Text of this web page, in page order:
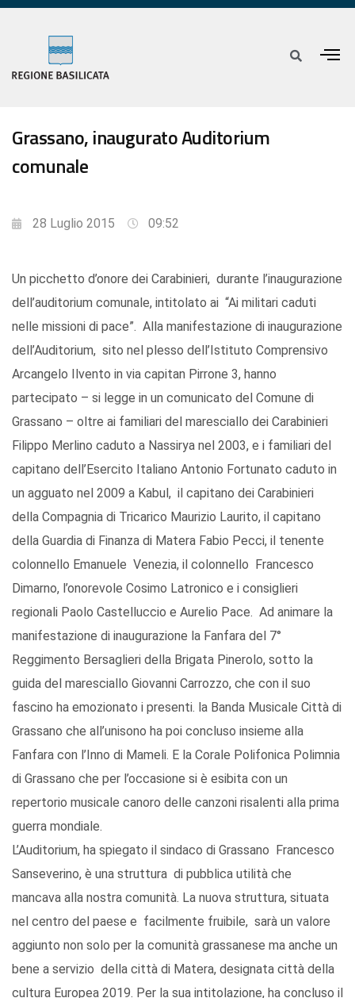
Grassano, inaugurato Auditorium
comunale
28 Luglio 2015 09:52
Un picchetto d’onore dei Carabinieri, durante l’inaugurazione
dell’auditorium comunale, intitolato ai “Ai militari caduti
nelle missioni di pace”. Alla manifestazione di inaugurazione
dell’Auditorium, sito nel plesso dell’Istituto Comprensivo
Arcangelo Ilvento in via capitan Pirrone 3, hanno
partecipato – si legge in un comunicato del Comune di
Grassano – oltre ai familiari del maresciallo dei Carabinieri
Filippo Merlino caduto a Nassirya nel 2003, e i familiari del
capitano dell’Esercito Italiano Antonio Fortunato caduto in
un agguato nel 2009 a Kabul, il capitano dei Carabinieri
della Compagnia di Tricarico Maurizio Laurito, il capitano
della Guardia di Finanza di Matera Fabio Pecci, il tenente
colonnello Emanuele Venezia, il colonnello Francesco
Dimarno, l’onorevole Cosimo Latronico e i consiglieri
regionali Paolo Castelluccio e Aurelio Pace. Ad animare la
manifestazione di inaugurazione la Fanfara del 7°
Reggimento Bersaglieri della Brigata Pinerolo, sotto la
guida del maresciallo Giovanni Carrozzo, che con il suo
fascino ha emozionato i presenti. la Banda Musicale Città di
Grassano che all’unisono ha poi concluso insieme alla
Fanfara con l’Inno di Mameli. E la Corale Polifonica Polimnia
di Grassano che per l’occasione si è esibita con un
repertorio musicale canoro delle canzoni risalenti alla prima
guerra mondiale.
L’Auditorium, ha spiegato il sindaco di Grassano Francesco
Sanseverino, è una struttura di pubblica utilità che
mancava alla nostra comunità. La nuova struttura, situata
nel centro del paese e facilmente fruibile, sarà un valore
aggiunto non solo per la comunità grassanese ma anche un
bene a servizio della città di Matera, designata città della
cultura Europea 2019. Per la sua intitolazione, ha concluso il